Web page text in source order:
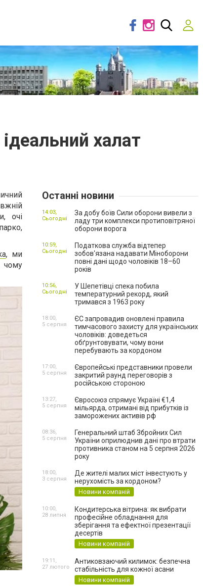
халат
очі
, ми
чому
Останні новини
За добу боїв Сили оборони вивели з
ладу три комплекси протиповітряної
оборони ворога
14:03,
Сьогодні
Податкова служба відтепер
зобов'язана надавати Міноборони
повні дані щодо чоловіків 18–60
років
10:59,
Сьогодні
У Шепетівці спека побила
температурний рекорд, який
тримався з 1963 року
10:56,
Сьогодні
ЄС запровадив оновлені правила
тимчасового захисту для українських
чоловіків: доведеться
обґрунтовувати, чому вони
перебувають за кордоном
18:00,
5 серпня
Європейські представники провели
закритий раунд переговорів з
російською стороною
17:00,
5 серпня
Євросоюз спрямує Україні €1,4
мільярда, отримані від прибутків із
заморожених активів рф
13:27,
5 серпня
Генеральний штаб Збройних Сил
України оприлюднив дані про втрати
противника станом на 5 серпня 2026
року
08:36,
5 серпня
Де жителі малих міст інвестують у
нерухомість за кордоном?
Новини компаній
18:00,
3 серпня
Кондитерська вітрина: як вибрати
професійне обладнання для
зберігання та ефектної презентації
десертів
Новини компаній
10:00,
28 липня
Антиковзаючий килимок: безпечна
стабільність для кожної асани
Новини компаній
19:11,
27 лютого